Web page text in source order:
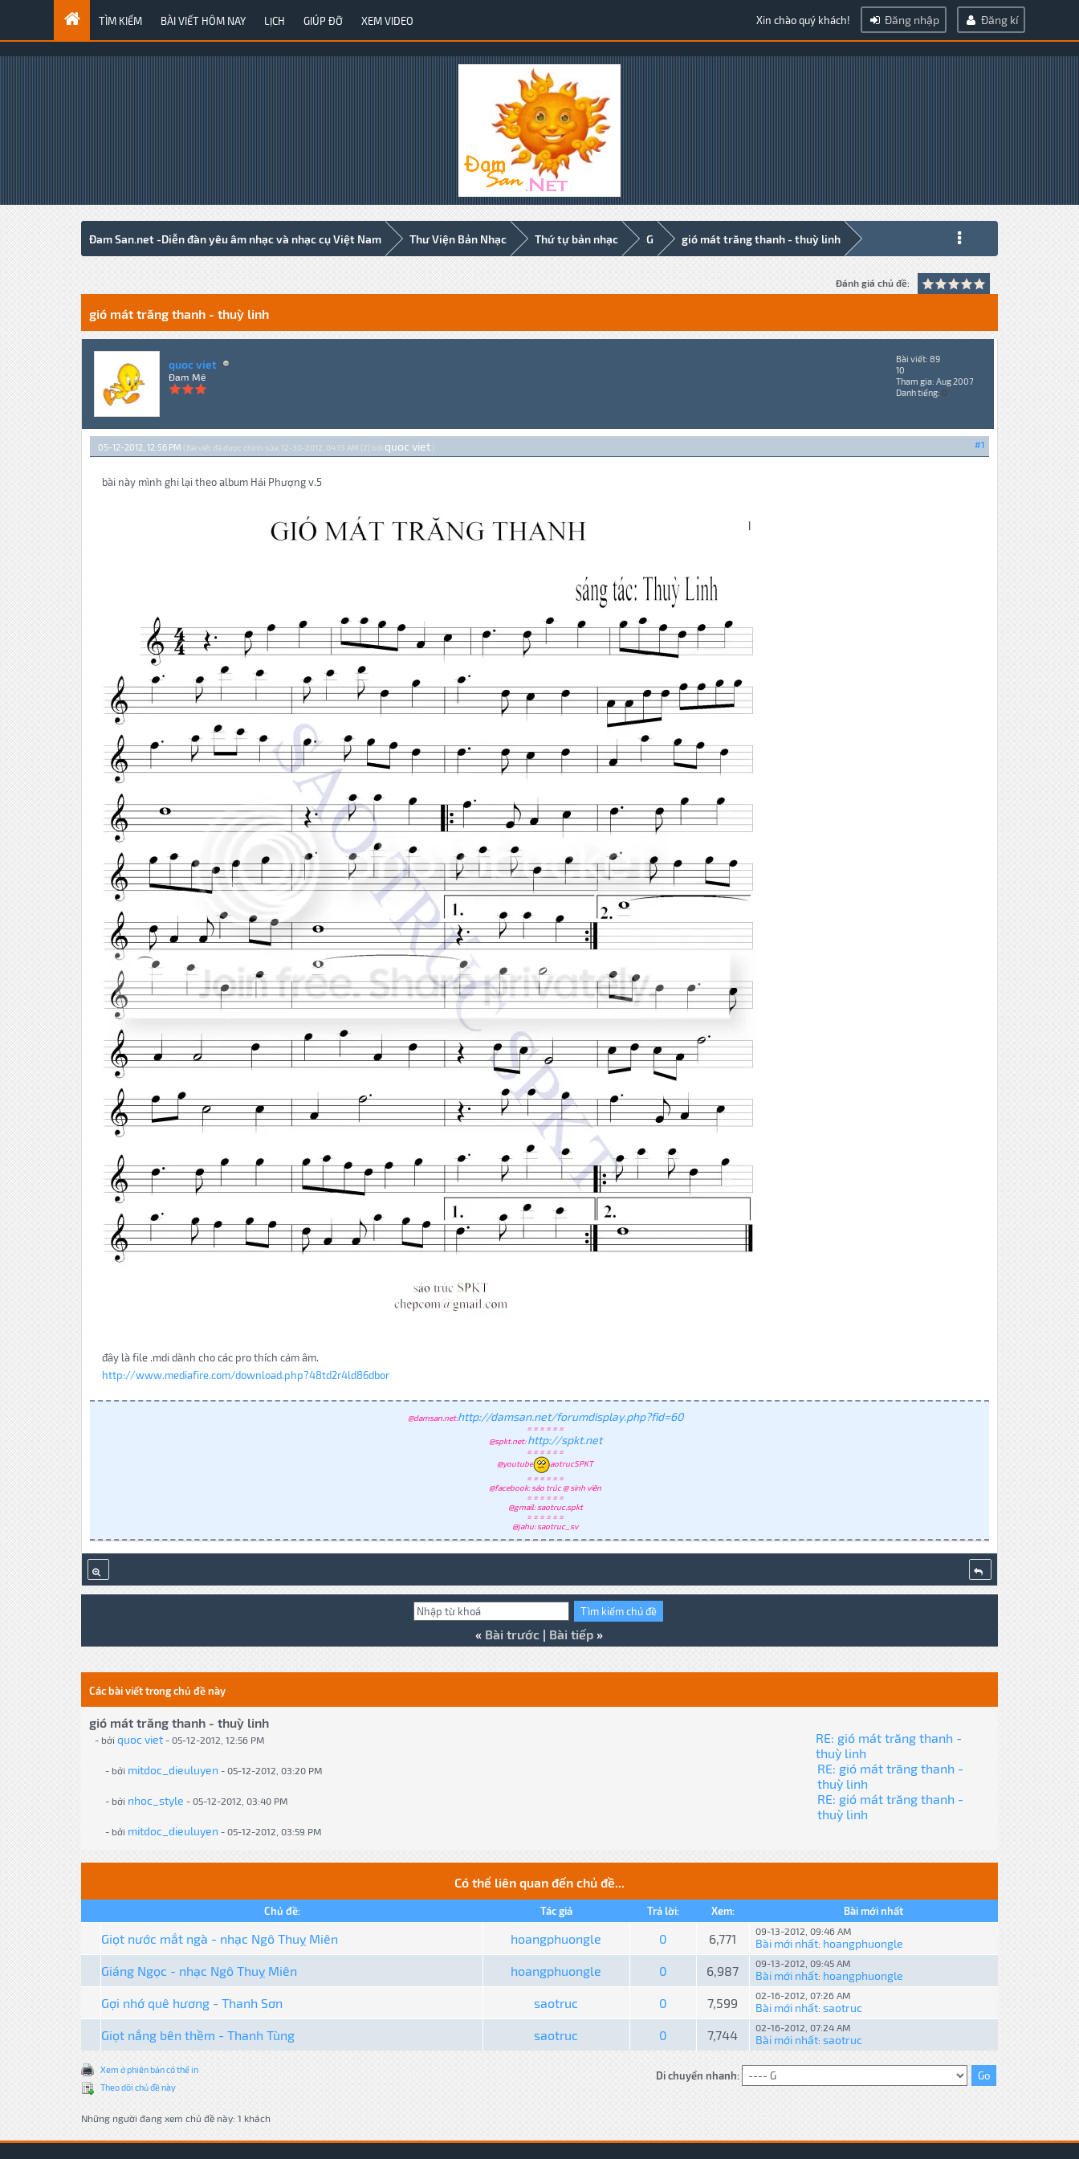
TÌM KIẾM BÀI VIẾT HÔM NAY LỊCH GIÚP ĐỠ XEM VIDEO Xin chào quý khách! Đăng nhập Đăng kí
Đam San.net -Diễn đàn yêu âm nhạc và nhạc cụ Việt Nam Thư Viện Bản Nhạc Thứ tự bản nhạc G gió mát trăng thanh - thuỳ linh
Đánh giá chủ đề:
0 Votes - 0 Average
1
2
3
4
5
gió mát trăng thanh - thuỳ linh
quoc viet
Đam Mê
Bài viết: 89
10
Tham gia: Aug 2007
Danh tiếng: 0
#1
05-12-2012, 12:56 PM (Bài viết đã được chỉnh sửa: 12-30-2012, 04:13 AM {2} bởi quoc viet.)
bài này mình ghi lại theo album Hải Phượng v.5
đây là file .mdi dành cho các pro thích cảm âm.
http://www.mediafire.com/download.php?48td2r4ld86dbor
@damsan.net:http://damsan.net/forumdisplay.php?fid=60
= = = = = =
@spkt.net:http://spkt.net
= = = = = =
@youtube
aotrucSPKT
= = = = = =
@facebook: sáo trúc @ sinh viên
= = = = = =
@gmail: saotruc.spkt
= = = = = =
@jahu: saotruc_sv
« Bài trước | Bài tiếp »
Các bài viết trong chủ đề này
gió mát trăng thanh - thuỳ linh
- bởi quoc viet- 05-12-2012, 12:56 PM
RE: gió mát trăng thanh -
thuỳ linh
- bởi mitdoc_dieuluyen - 05-12-2012, 03:20 PM
RE: gió mát trăng thanh -
thuỳ linh
- bởi nhoc_style - 05-12-2012, 03:40 PM
RE: gió mát trăng thanh -
thuỳ linh
- bởi mitdoc_dieuluyen - 05-12-2012, 03:59 PM
Có thể liên quan đến chủ đề...
Chủ đề: Tác giả Trả lời: Xem: Bài mới nhất
Giọt nước mắt ngà - nhạc Ngô Thuỵ Miên hoangphuongle 0 6,771 09-13-2012, 09:46 AM
Bài mới nhất: hoangphuongle
Giáng Ngọc - nhạc Ngô Thuỵ Miên hoangphuongle 0 6,987 09-13-2012, 09:45 AM
Bài mới nhất: hoangphuongle
Gợi nhớ quê hương - Thanh Sơn saotruc 0 7,599 02-16-2012, 07:26 AM
Bài mới nhất: saotruc
Giọt nắng bên thềm - Thanh Tùng saotruc 0 7,744 02-16-2012, 07:24 AM
Bài mới nhất: saotruc
Xem ở phiên bản có thể in
Theo dõi chủ đề này
Di chuyển nhanh:
Những người đang xem chủ đề này: 1 khách